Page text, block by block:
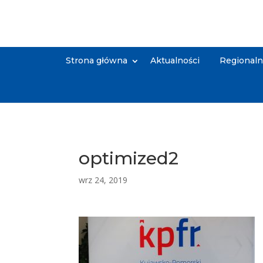
Strona główna Aktualności
optimized2
wrz 24, 2019